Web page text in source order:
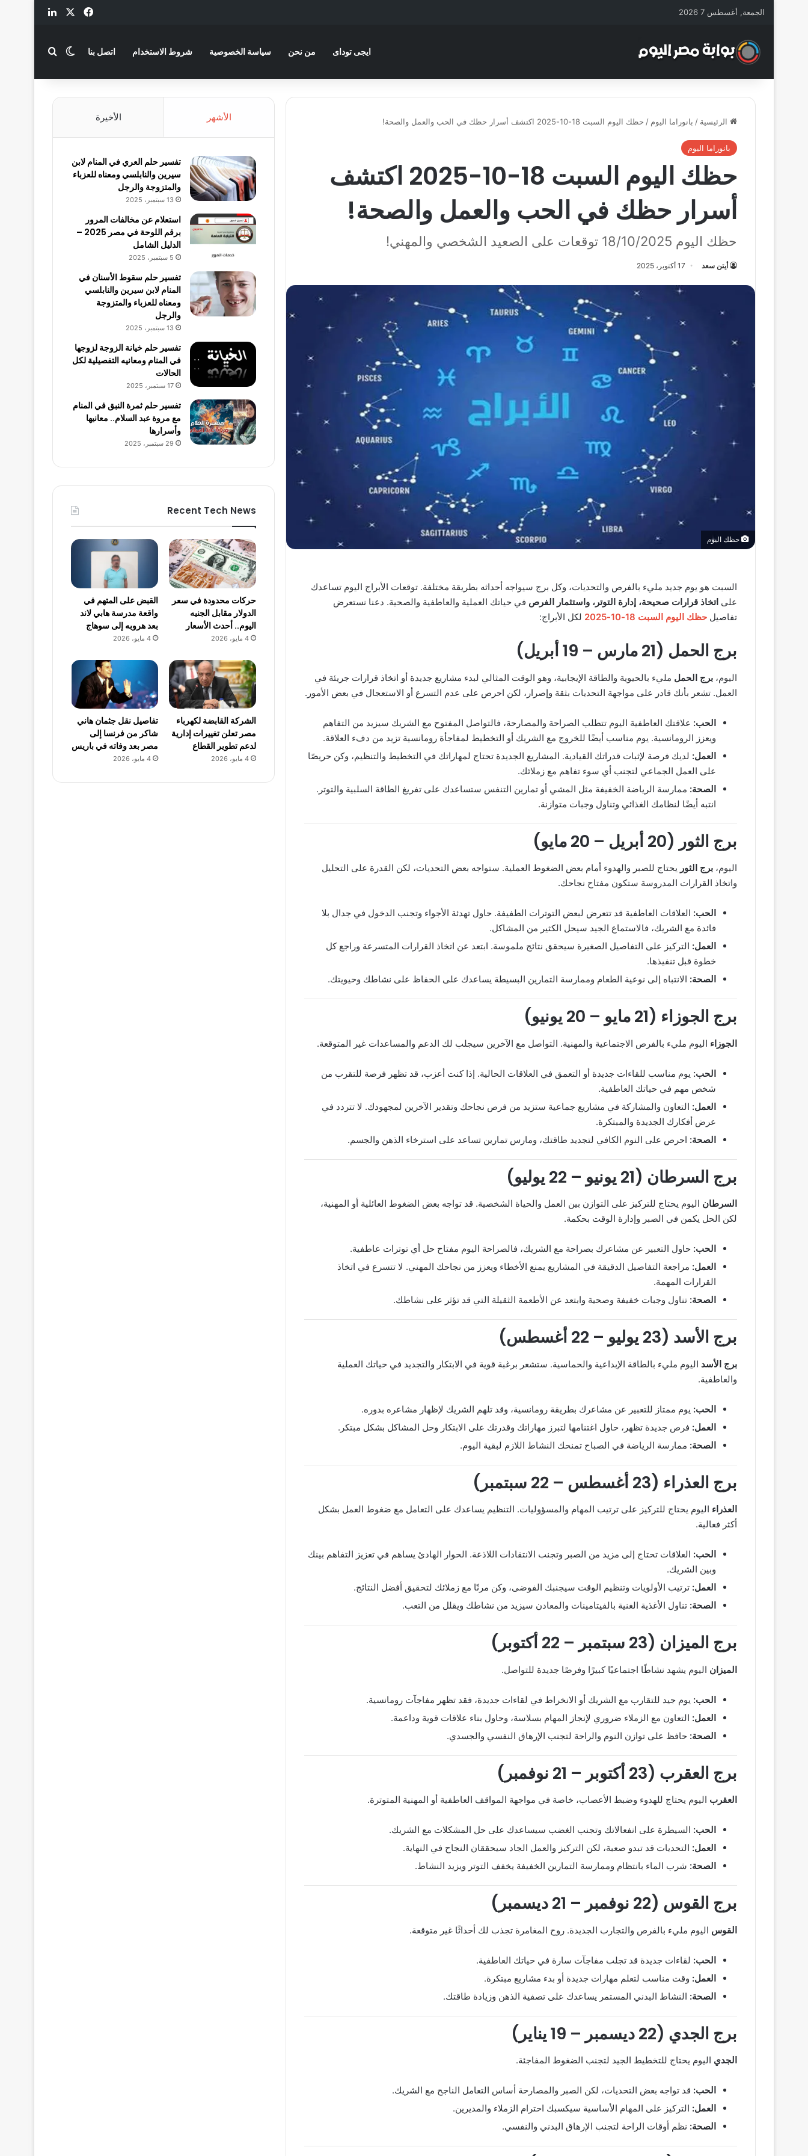
الجمعة, أغسطس 7 2026 فيسبوك لينكدإن
ايجى توداى من نحن سياسة الخصوصية شروط الاستخدام اتصل بنا الوضع المظلم
بحث عن
الرئيسية / بانوراما اليوم / حظك اليوم السبت 18-10-2025 اكتشف أسرار حظك في الحب والعمل والصحة!
بانوراما اليوم
حظك اليوم السبت 18-10-2025 اكتشف
أسرار حظك في الحب والعمل والصحة!
حظك اليوم 18/10/2025 توقعات على الصعيد الشخصي والمهني!
أيتن سعد 17 أكتوبر، 2025
حظك اليوم
السبت هو يوم جديد مليء بالفرص والتحديات، وكل برج سيواجه أحداثه بطريقة مختلفة. توقعات الأبراج اليوم تساعدك
على اتخاذ قرارات صحيحة، إدارة التوتر، واستثمار الفرص في حياتك العملية والعاطفية والصحية. دعنا نستعرض
تفاصيل حظك اليوم السبت 18-10-2025 لكل الأبراج:
برج الحمل (21 مارس – 19 أبريل)
اليوم، برج الحمل مليء بالحيوية والطاقة الإيجابية، وهو الوقت المثالي لبدء مشاريع جديدة أو اتخاذ قرارات جريئة في
العمل. تشعر بأنك قادر على مواجهة التحديات بثقة وإصرار، لكن احرص على عدم التسرع أو الاستعجال في بعض الأمور.
الحب: علاقتك العاطفية اليوم تتطلب الصراحة والمصارحة، فالتواصل المفتوح مع الشريك سيزيد من التفاهم
ويعزز الرومانسية. يوم مناسب أيضًا للخروج مع الشريك أو التخطيط لمفاجأة رومانسية تزيد من دفء العلاقة.
العمل: لديك فرصة لإثبات قدراتك القيادية. المشاريع الجديدة تحتاج لمهاراتك في التخطيط والتنظيم، وكن حريصًا
على العمل الجماعي لتجنب أي سوء تفاهم مع زملائك.
الصحة: ممارسة الرياضة الخفيفة مثل المشي أو تمارين التنفس ستساعدك على تفريغ الطاقة السلبية والتوتر.
انتبه أيضًا لنظامك الغذائي وتناول وجبات متوازنة.
برج الثور (20 أبريل – 20 مايو)
اليوم، برج الثور يحتاج للصبر والهدوء أمام بعض الضغوط العملية. ستواجه بعض التحديات، لكن القدرة على التحليل
واتخاذ القرارات المدروسة ستكون مفتاح نجاحك.
الحب: العلاقات العاطفية قد تتعرض لبعض التوترات الطفيفة. حاول تهدئة الأجواء وتجنب الدخول في جدال بلا
فائدة مع الشريك، فالاستماع الجيد سيحل الكثير من المشاكل.
العمل: التركيز على التفاصيل الصغيرة سيحقق نتائج ملموسة. ابتعد عن اتخاذ القرارات المتسرعة وراجع كل
خطوة قبل تنفيذها.
الصحة: الانتباه إلى نوعية الطعام وممارسة التمارين البسيطة يساعدك على الحفاظ على نشاطك وحيويتك.
برج الجوزاء (21 مايو – 20 يونيو)
الجوزاء اليوم مليء بالفرص الاجتماعية والمهنية. التواصل مع الآخرين سيجلب لك الدعم والمساعدات غير المتوقعة.
الحب: يوم مناسب للقاءات جديدة أو التعمق في العلاقات الحالية. إذا كنت أعزب، قد تظهر فرصة للتقرب من
شخص مهم في حياتك العاطفية.
العمل: التعاون والمشاركة في مشاريع جماعية ستزيد من فرص نجاحك وتقدير الآخرين لمجهودك. لا تتردد في
عرض أفكارك الجديدة والمبتكرة.
الصحة: احرص على النوم الكافي لتجديد طاقتك، ومارس تمارين تساعد على استرخاء الذهن والجسم.
برج السرطان (21 يونيو – 22 يوليو)
السرطان اليوم يحتاج للتركيز على التوازن بين العمل والحياة الشخصية. قد تواجه بعض الضغوط العائلية أو المهنية،
لكن الحل يكمن في الصبر وإدارة الوقت بحكمة.
الحب: حاول التعبير عن مشاعرك بصراحة مع الشريك، فالصراحة اليوم مفتاح حل أي توترات عاطفية.
العمل: مراجعة التفاصيل الدقيقة في المشاريع يمنع الأخطاء ويعزز من نجاحك المهني. لا تتسرع في اتخاذ
القرارات المهمة.
الصحة: تناول وجبات خفيفة وصحية وابتعد عن الأطعمة الثقيلة التي قد تؤثر على نشاطك.
برج الأسد (23 يوليو – 22 أغسطس)
برج الأسد اليوم مليء بالطاقة الإبداعية والحماسية. ستشعر برغبة قوية في الابتكار والتجديد في حياتك العملية
والعاطفية.
الحب: يوم ممتاز للتعبير عن مشاعرك بطريقة رومانسية، وقد تلهم الشريك لإظهار مشاعره بدوره.
العمل: فرص جديدة تظهر، حاول اغتنامها لتبرز مهاراتك وقدرتك على الابتكار وحل المشاكل بشكل مبتكر.
الصحة: ممارسة الرياضة في الصباح تمنحك النشاط اللازم لبقية اليوم.
برج العذراء (23 أغسطس – 22 سبتمبر)
العذراء اليوم يحتاج للتركيز على ترتيب المهام والمسؤوليات. التنظيم يساعدك على التعامل مع ضغوط العمل بشكل
أكثر فعالية.
الحب: العلاقات تحتاج إلى مزيد من الصبر وتجنب الانتقادات اللاذعة. الحوار الهادئ يساهم في تعزيز التفاهم بينك
وبين الشريك.
العمل: ترتيب الأولويات وتنظيم الوقت سيجنبك الفوضى، وكن مرنًا مع زملائك لتحقيق أفضل النتائج.
الصحة: تناول الأغذية الغنية بالفيتامينات والمعادن سيزيد من نشاطك ويقلل من التعب.
برج الميزان (23 سبتمبر – 22 أكتوبر)
الميزان اليوم يشهد نشاطًا اجتماعيًا كبيرًا وفرصًا جديدة للتواصل.
الحب: يوم جيد للتقارب مع الشريك أو الانخراط في لقاءات جديدة، فقد تظهر مفاجآت رومانسية.
العمل: التعاون مع الزملاء ضروري لإنجاز المهام بسلاسة، وحاول بناء علاقات قوية وداعمة.
الصحة: حافظ على توازن النوم والراحة لتجنب الإرهاق النفسي والجسدي.
برج العقرب (23 أكتوبر – 21 نوفمبر)
العقرب اليوم يحتاج للهدوء وضبط الأعصاب، خاصة في مواجهة المواقف العاطفية أو المهنية المتوترة.
الحب: السيطرة على انفعالاتك وتجنب الغضب سيساعدك على حل المشكلات مع الشريك.
العمل: التحديات قد تبدو صعبة، لكن التركيز والعمل الجاد سيحققان النجاح في النهاية.
الصحة: شرب الماء بانتظام وممارسة التمارين الخفيفة يخفف التوتر ويزيد النشاط.
برج القوس (22 نوفمبر – 21 ديسمبر)
القوس اليوم مليء بالفرص والتجارب الجديدة. روح المغامرة تجذب لك أحداثًا غير متوقعة.
الحب: لقاءات جديدة قد تجلب مفاجآت سارة في حياتك العاطفية.
العمل: وقت مناسب لتعلم مهارات جديدة أو بدء مشاريع مبتكرة.
الصحة: النشاط البدني المستمر يساعدك على تصفية الذهن وزيادة طاقتك.
برج الجدي (22 ديسمبر – 19 يناير)
الجدي اليوم يحتاج للتخطيط الجيد لتجنب الضغوط المفاجئة.
الحب: قد تواجه بعض التحديات، لكن الصبر والمصارحة أساس التعامل الناجح مع الشريك.
العمل: التركيز على المهام الأساسية سيكسبك احترام الزملاء والمديرين.
الصحة: نظم أوقات الراحة لتجنب الإرهاق البدني والنفسي.
الأشهر الأخيرة
تفسير حلم العري في المنام لابن
سيرين والنابلسي ومعناه للعزباء
والمتزوجة والرجل
13 سبتمبر، 2025
استعلام عن مخالفات المرور
برقم اللوحة في مصر 2025 –
الدليل الشامل
5 سبتمبر، 2025
تفسير حلم سقوط الأسنان في
المنام لابن سيرين والنابلسي
ومعناه للعزباء والمتزوجة
والرجل
13 سبتمبر، 2025
تفسير حلم خيانة الزوجة لزوجها
في المنام ومعانيه التفصيلية لكل
الحالات
17 سبتمبر، 2025
تفسير حلم ثمرة النبق في المنام
مع مروة عبد السلام.. معانيها
وأسرارها
29 سبتمبر، 2025
Recent Tech News
حركات محدودة في سعر
الدولار مقابل الجنيه
اليوم.. أحدث الأسعار
4 مايو، 2026
القبض على المتهم في
واقعة مدرسة هابي لاند
بعد هروبه إلى سوهاج
4 مايو، 2026
الشركة القابضة لكهرباء
مصر تعلن تغييرات إدارية
لدعم تطوير القطاع
4 مايو، 2026
تفاصيل نقل جثمان هاني
شاكر من فرنسا إلى
مصر بعد وفاته في باريس
4 مايو، 2026